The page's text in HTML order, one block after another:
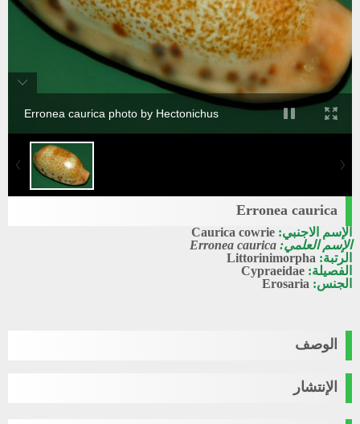
Erronea caurica photo by Hectonichus
Erronea caurica
الإسم الاجنبي: Caurica cowrie
الإسم العلمي: Erronea caurica
الرتبة: Littorinimorpha
الفصيلة: Cypraeidae
الجنس: Erosaria
الوصف
الإنتشار